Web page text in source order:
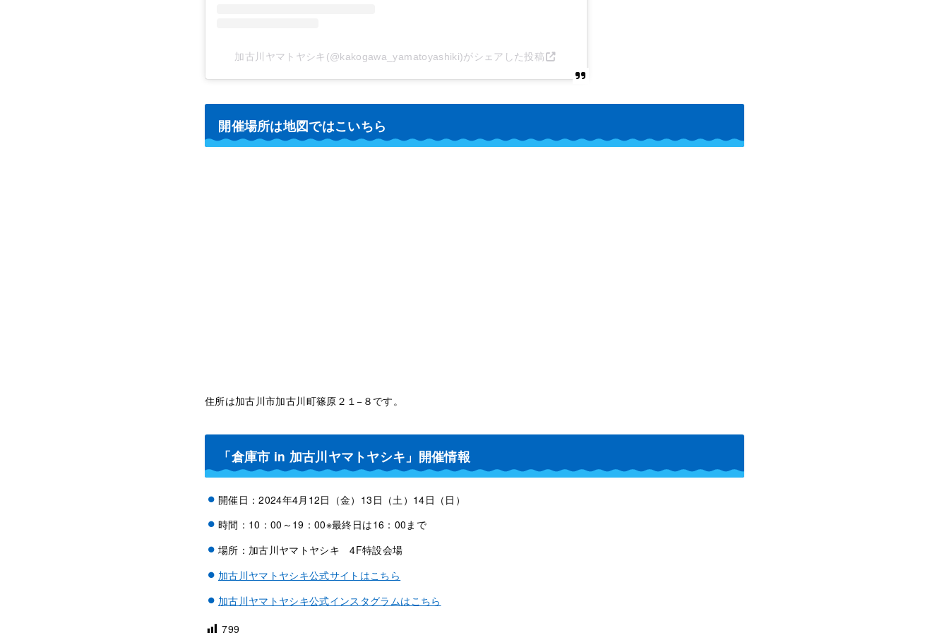
加古川ヤマトヤシキ(@kakogawa_yamatoyashiki)がシェアした投稿
開催場所は地図ではこいちら
住所は加古川市加古川町篠原２１−８です。
「倉庫市 in 加古川ヤマトヤシキ」開催情報
開催日：2024年4月12日（金）13日（土）14日（日）
時間：10：00～19：00※最終日は16：00まで
場所：加古川ヤマトヤシキ 4F特設会場
加古川ヤマトヤシキ公式サイトはこちら
加古川ヤマトヤシキ公式インスタグラムはこちら
799